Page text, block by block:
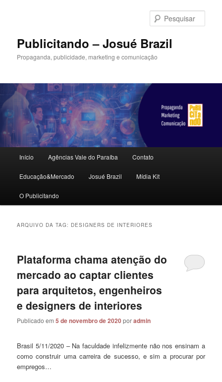
principal
secundárioPublicitando – Josué Brazil
Propaganda, publicidade, marketing e comunicação
principal
Início Agências Vale do Paraíba Contato
Educação&Mercado Josué Brazil Mídia Kit
O Publicitando
ARQUIVO DA TAG: DESIGNERS DE INTERIORES
Plataforma chama atenção do
mercado ao captar clientes
para arquitetos, engenheiros
e designers de interiores
Publicado em5 de novembro de 2020poradmin
Brasil 5/11/2020 – Na faculdade infelizmente não nos ensinam a
como construir uma carreira de sucesso, e sim a procurar por
empregos…